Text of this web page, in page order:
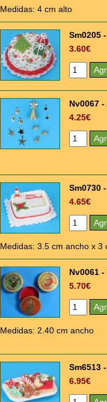
Medidas: 4 cm alto
Sm0205
3.60€
Nv0067
4.25€
Sm0730
4.65€
Medidas: 3.5 cm ancho x 3
Nv0061
5.70€
Medidas: 2.40 cm ancho
Sm6513
6.95€